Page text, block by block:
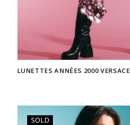
LUNETTES ANNÉES 2000 VERSACE
SOLD